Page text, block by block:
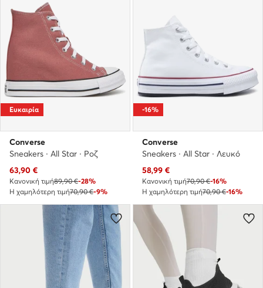
Ευκαιρία
Converse
Sneakers · All Star · Ροζ
Τρέχουσα τιμή
63,90 €
Κανονική τιμή89,90 €-28%
Η χαμηλότερη τιμή70,90 €-9%
-16%
Converse
Sneakers · All Star · Λευκό
Τρέχουσα τιμή
58,99 €
Κανονική τιμή70,90 €-16%
Η χαμηλότερη τιμή70,90 €-16%